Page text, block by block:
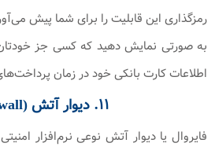
رمزگذاری این قابلیت را برای شما پیش
به صورتی نمایش دهید که کسی جز خودتان
اطلاعات کارت بانکی خود در زمان
۱۱. دیوار آتش (Firewall)
فایروال یا دیوار آتش نوعی نرم‌افزار